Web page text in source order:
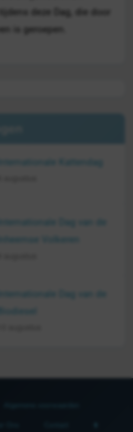
deze Dag, die door
is geroepen.
Internationale Kattendag
Internationale Dag van de
Internationale Dag van de